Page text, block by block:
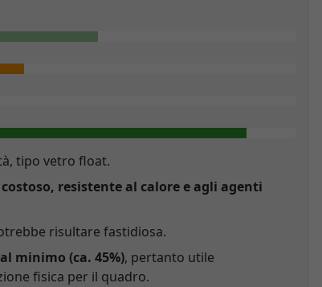
tipo vetro float.
resistente al calore e agli agenti
risultare fastidiosa.
minimo (ca. 45%), pertanto utile
fisica per il quadro.